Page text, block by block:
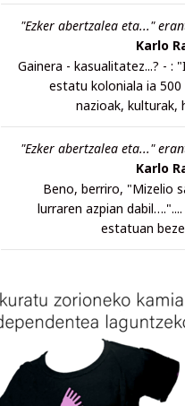
"Ezker abertzalea eta..."
Karlo
Gainera - kasualitatez...? - :
estatu koloniala ia 500
nazioak, kulturak,
"Ezker abertzalea eta..."
Karlo
Beno, berriro, "Mizelio
lurraren azpian
estatuan